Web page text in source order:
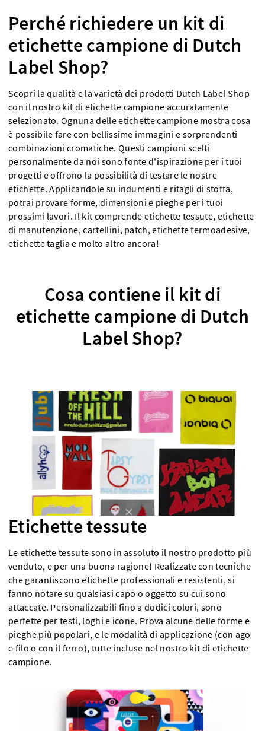
Perché richiedere un kit di
etichette campione di Dutch
Label Shop?
Scopri la qualità e la varietà dei prodotti Dutch Label Shop
con il nostro kit di etichette campione accuratamente
selezionato. Ognuna delle etichette campione mostra cosa
è possibile fare con bellissime immagini e sorprendenti
combinazioni cromatiche. Questi campioni scelti
personalmente da noi sono fonte d'ispirazione per i tuoi
progetti e offrono la possibilità di testare le nostre
etichette. Applicandole su indumenti e ritagli di stoffa,
potrai provare forme, dimensioni e pieghe per i tuoi
prossimi lavori. Il kit comprende etichette tessute, etichette
di manutenzione, cartellini, patch, etichette termoadesive,
etichette taglia e molto altro ancora!
Cosa contiene il kit di
etichette campione di Dutch
Label Shop?
Etichette tessute
Le etichette tessute sono in assoluto il nostro prodotto più
venduto, e per una buona ragione! Realizzate con tecniche
che garantiscono etichette professionali e resistenti, si
fanno notare su qualsiasi capo o oggetto su cui sono
attaccate. Personalizzabili fino a dodici colori, sono
perfette per testi, loghi e icone. Prova alcune delle forme e
pieghe più popolari, e le modalità di applicazione (con ago
e filo o con il ferro), tutte incluse nel nostro kit di etichette
campione.